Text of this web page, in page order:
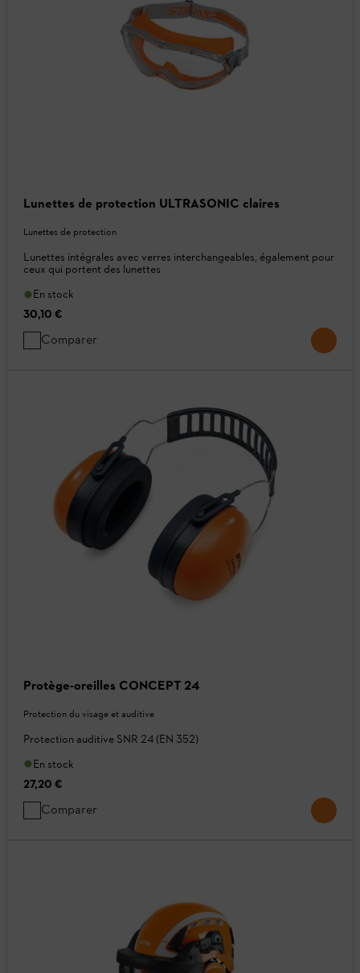
Lunettes de protection ULTRASONIC claires
Lunettes de protection
Lunettes intégrales avec verres interchangeables, également pour
ceux qui portent des lunettes
En stock
30,10 €
Comparer
Protège-oreilles CONCEPT 24
Protection du visage et auditive
Protection auditive SNR 24 (EN 352)
En stock
27,20 €
Comparer